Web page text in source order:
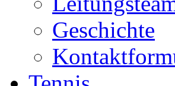
Geschichte